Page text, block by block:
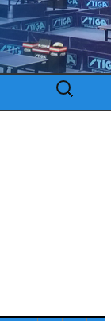
Haku: